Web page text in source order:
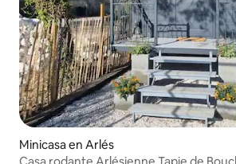
Minicasa en Arlés